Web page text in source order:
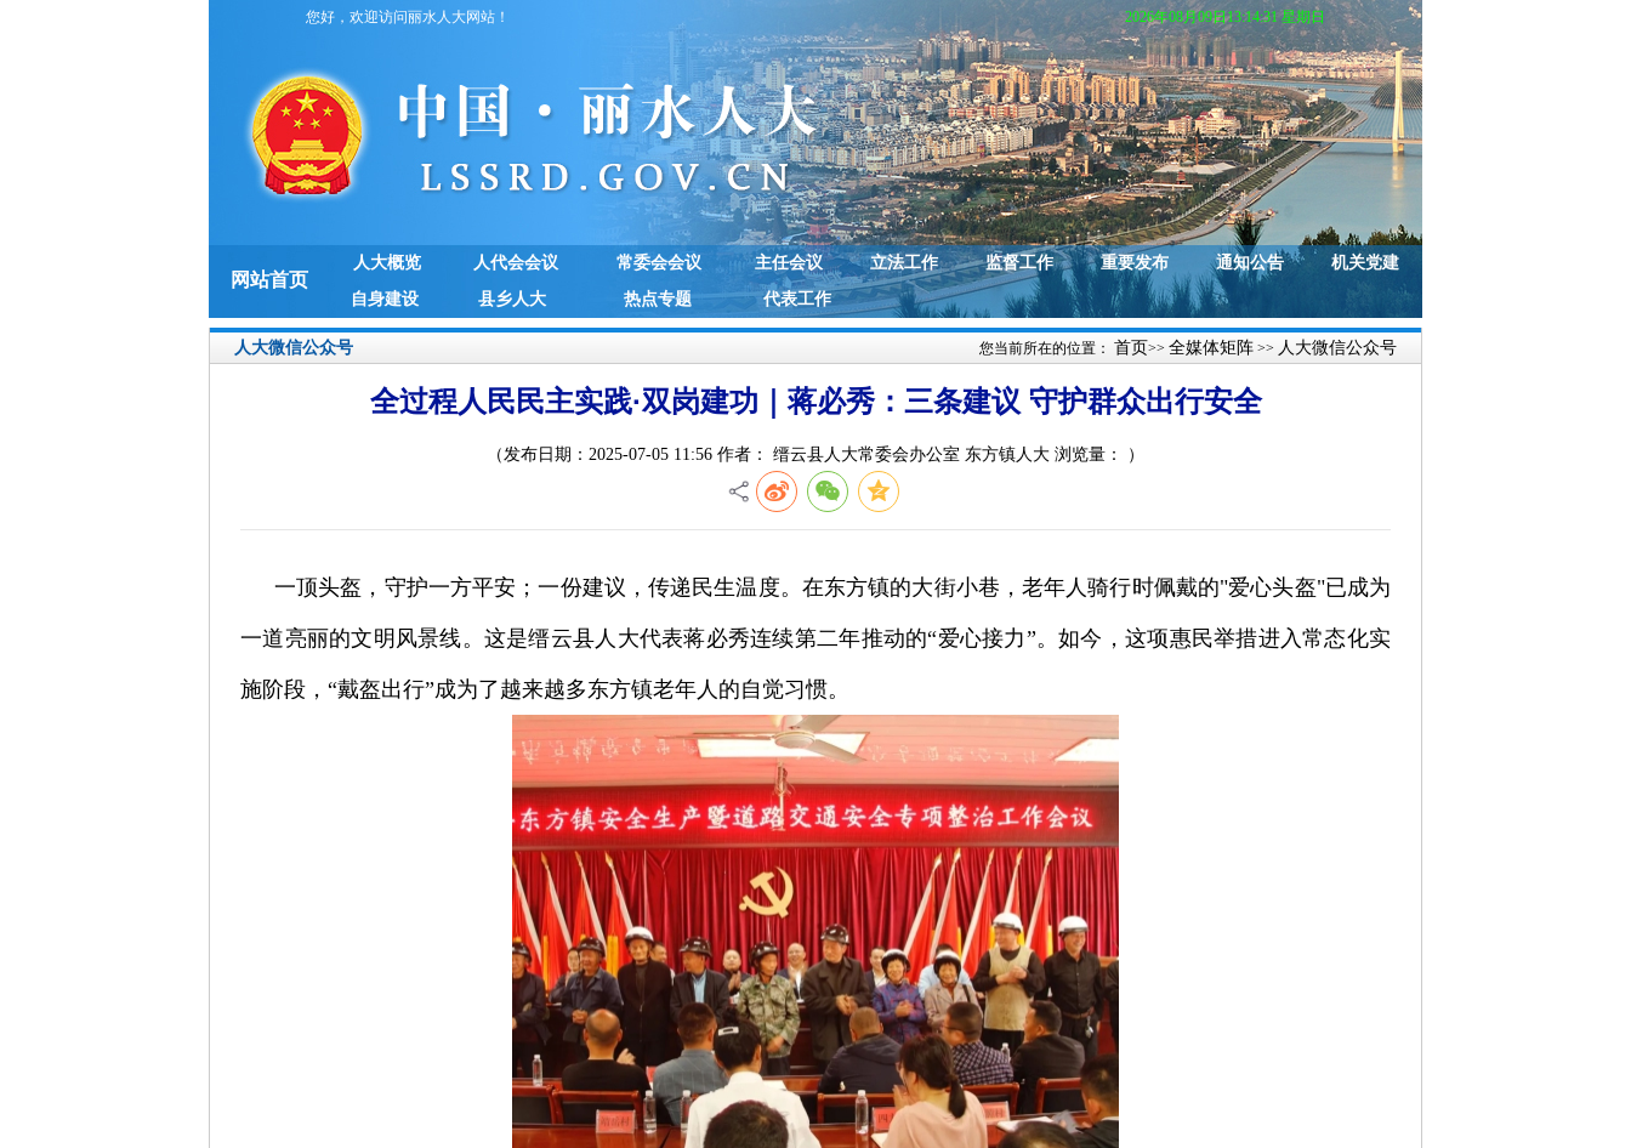
您好，欢迎访问丽水人大网站！ 2026年08月09日13:14:32 星期日
网站首页
人大概览 人代会会议 常委会会议 主任会议 立法工作 监督工作 重要发布 通知公告
机关党建
自身建设
县乡人大 热点专题 代表工作
人大微信公众号 您当前所在的位置： 首页>> 全媒体矩阵 >> 人大微信公众号
全过程人民民主实践·双岗建功｜蒋必秀：三条建议 守护群众出行安全
（发布日期：2025-07-05 11:56 作者： 缙云县人大常委会办公室 东方镇人大 浏览量： ）
一顶头盔，守护一方平安；一份建议，传递民生温度。在东方镇的大街小巷，老年人骑行时佩戴的"爱心头盔"已成为
一道亮丽的文明风景线。这是缙云县人大代表蒋必秀连续第二年推动的“爱心接力”。如今，这项惠民举措进入常态化实
施阶段，“戴盔出行”成为了越来越多东方镇老年人的自觉习惯。